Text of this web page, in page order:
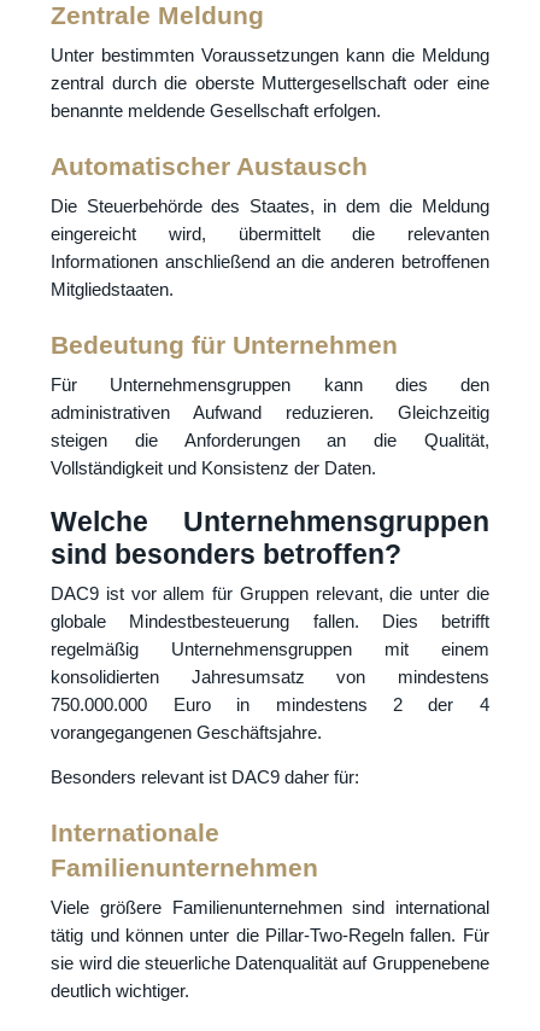
Zentrale Meldung
Unter bestimmten Voraussetzungen kann die Meldung
zentral durch die oberste Muttergesellschaft oder eine
benannte meldende Gesellschaft erfolgen.
Automatischer Austausch
Die Steuerbehörde des Staates, in dem die Meldung
eingereicht wird, übermittelt die relevanten
Informationen anschließend an die anderen betroffenen
Mitgliedstaaten.
Bedeutung für Unternehmen
Für Unternehmensgruppen kann dies den
administrativen Aufwand reduzieren. Gleichzeitig
steigen die Anforderungen an die Qualität,
Vollständigkeit und Konsistenz der Daten.
Welche Unternehmensgruppen
sind besonders betroffen?
DAC9 ist vor allem für Gruppen relevant, die unter die
globale Mindestbesteuerung fallen. Dies betrifft
regelmäßig Unternehmensgruppen mit einem
konsolidierten Jahresumsatz von mindestens
750.000.000 Euro in mindestens 2 der 4
vorangegangenen Geschäftsjahre.
Besonders relevant ist DAC9 daher für:
Internationale
Familienunternehmen
Viele größere Familienunternehmen sind international
tätig und können unter die Pillar-Two-Regeln fallen. Für
sie wird die steuerliche Datenqualität auf Gruppenebene
deutlich wichtiger.